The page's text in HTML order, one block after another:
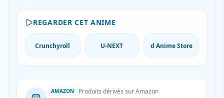
REGARDER CET ANIME
Crunchyroll U-NEXT d Anime Store
AMAZON Produits dérivés sur Amazon